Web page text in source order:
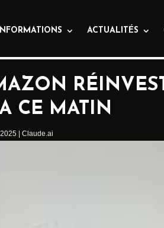
ACTUALITÉS
CE MATIN
Claude.ai